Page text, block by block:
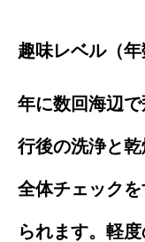
趣味レベル（
年に数回海辺
行後の洗浄と
全体チェック
られます。軽